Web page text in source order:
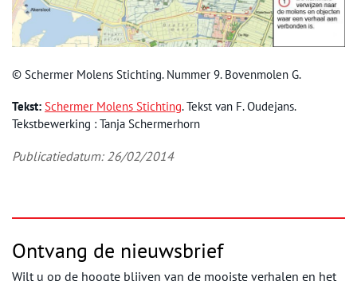
© Schermer Molens Stichting. Nummer 9. Bovenmolen G.
Tekst: Schermer Molens Stichting. Tekst van F. Oudejans.
Tekstbewerking : Tanja Schermerhorn
Publicatiedatum: 26/02/2014
Ontvang de nieuwsbrief
Wilt u op de hoogte blijven van de mooiste verhalen en het